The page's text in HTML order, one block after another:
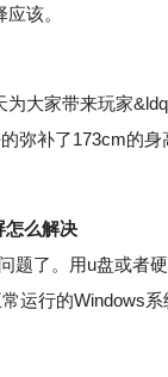
该。
家带来玩家
弥补了173cm的
怎么解决
了。用u盘或者
运行的Windows